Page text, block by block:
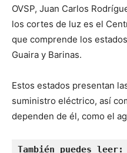
OVSP, Juan Carlos
los cortes de luz es el
que comprende los
Guaira y Barinas.
Estos estados presentan
suministro eléctrico, así
dependen de él, como el
También puedes leer: